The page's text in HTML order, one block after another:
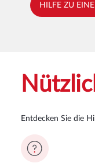
HILFE ZU
Entdecken Sie die